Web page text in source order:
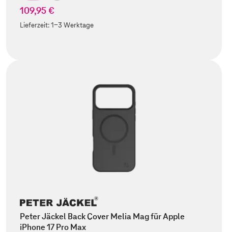
109,95 €
Lieferzeit:1-3 Werktage
Peter Jäckel Back Cover Melia Mag für Apple
iPhone 17 Pro Max